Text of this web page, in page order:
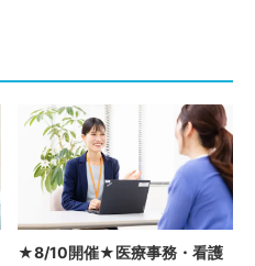
★8/10開催★医療事務・看護